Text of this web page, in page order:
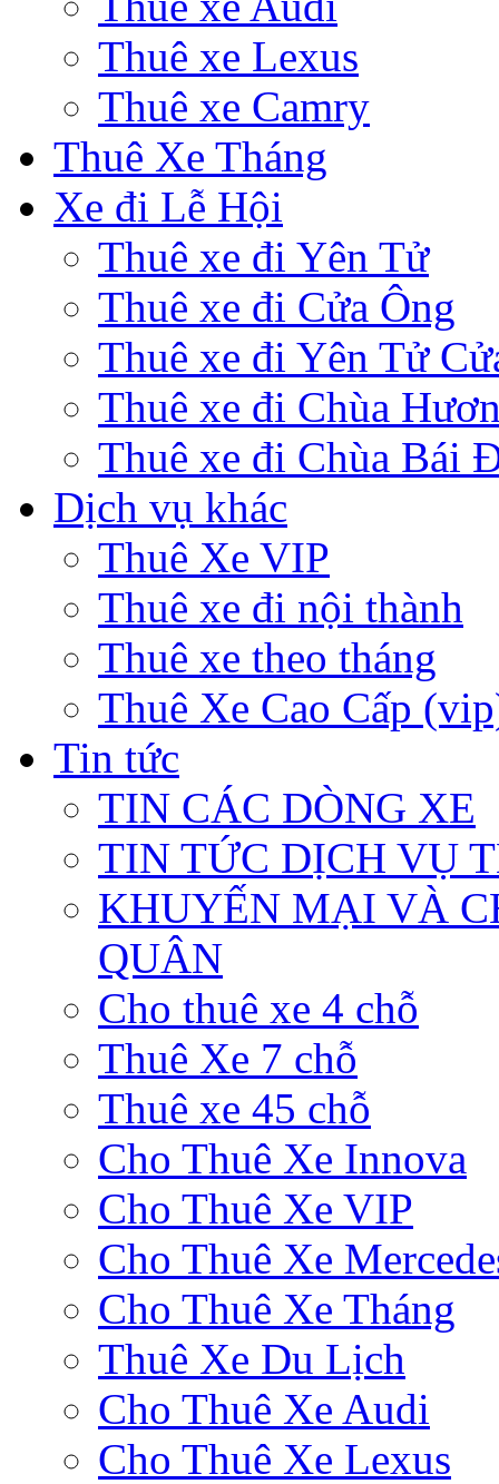
Thuê xe Lexus
Thuê xe Camry
Thuê Xe Tháng
Xe đi Lễ Hội
Thuê xe đi Yên Tử
Thuê xe đi Cửa Ông
Thuê xe đi Yên Tử
Thuê xe đi Chùa
Thuê xe đi Chùa Bái
Dịch vụ khác
Thuê Xe VIP
Thuê xe đi nội thành
Thuê xe theo tháng
Thuê Xe Cao Cấp
Tin tức
TIN CÁC DÒNG XE
TIN TỨC DỊCH VỤ
KHUYẾN MẠI VÀ
QUÂN
Cho thuê xe 4 chỗ
Thuê Xe 7 chỗ
Thuê xe 45 chỗ
Cho Thuê Xe Innova
Cho Thuê Xe VIP
Cho Thuê Xe
Cho Thuê Xe Tháng
Thuê Xe Du Lịch
Cho Thuê Xe Audi
Cho Thuê Xe Lexus